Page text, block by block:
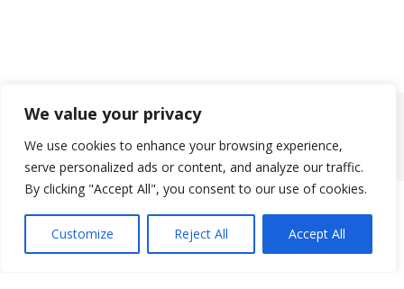
We value your privacy
We use cookies to enhance your browsing experience,
serve personalized ads or content, and analyze our traffic.
By clicking "Accept All", you consent to our use of cookies.
Customize Reject All Accept All
2026 ©
Ashe Theme by WP Royal.
Translate »